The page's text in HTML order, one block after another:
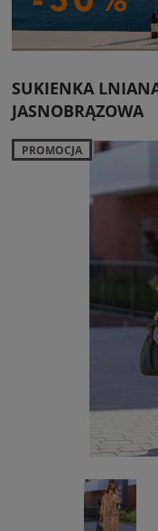
SUKIENKA
JASNOBRĄZOWA
PROMOCJA